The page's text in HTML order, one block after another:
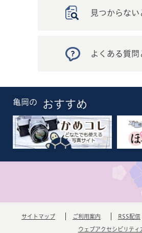
見つからない
よくある質問
亀岡の おすすめ
サイトマップ ご利用案内 RSS配信
ウェブアクセシビリティ